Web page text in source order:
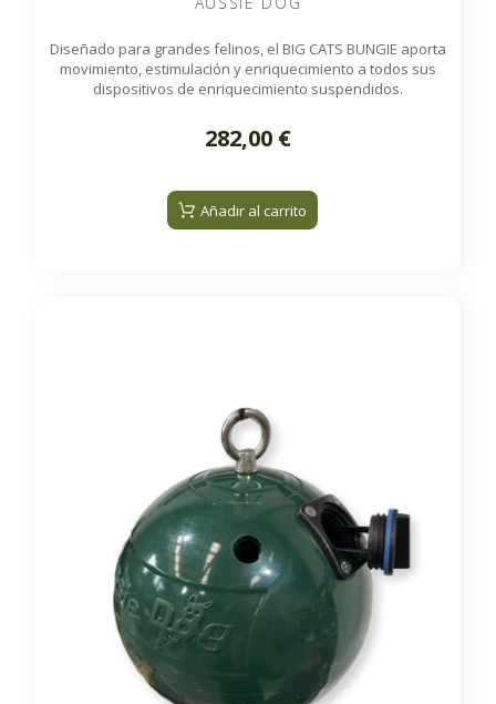
Diseñado para grandes felinos, el BIG CATS BUNGIE aporta
movimiento, estimulación y enriquecimiento a todos sus
dispositivos de enriquecimiento suspendidos.
282,00 €
Añadir al carrito